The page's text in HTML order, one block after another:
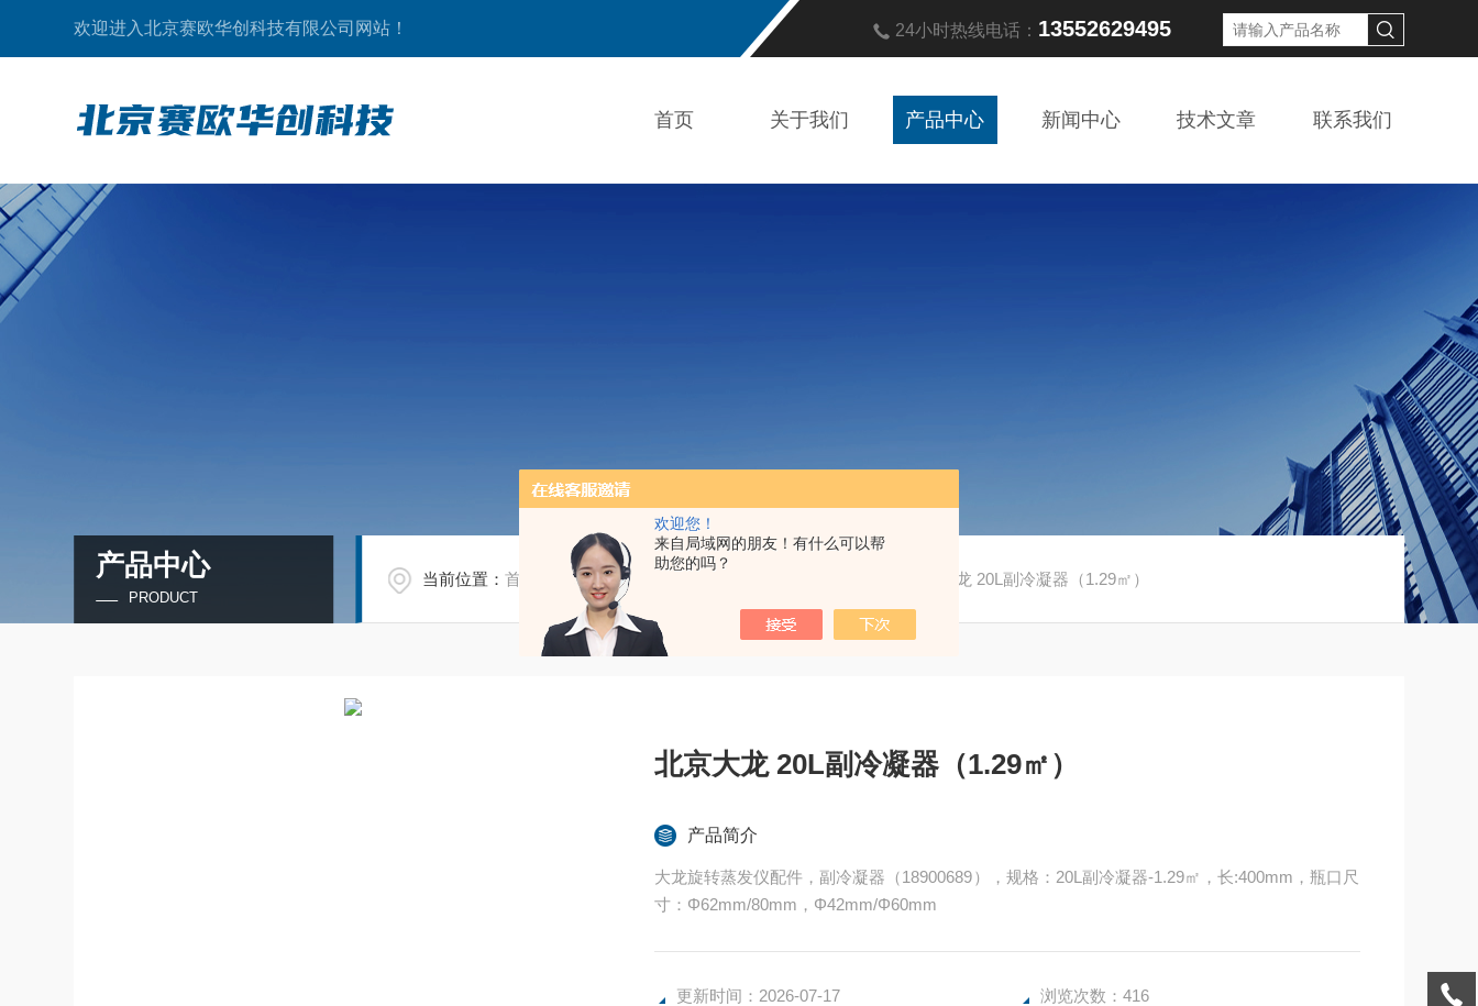
欢迎您！
来自局域网的朋友！有什么可以帮
助您的吗？
欢迎进入北京赛欧华创科技有限公司网站！ 24小时热线电话： 13552629495
首页 关于我们 产品中心 新闻中心 技术文章 联系我们
产品中心
PRODUCT
当前位置：首页 产品中心/ / 北京大龙 20L副冷凝器（1.29㎡）
北京大龙 20L副冷凝器（1.29㎡）
产品简介
大龙旋转蒸发仪配件，副冷凝器（18900689），规格：20L副冷凝器-1.29㎡，长:400mm，瓶口尺
寸：Φ62mm/80mm，Φ42mm/Φ60mm
更新时间：2026-07-17 浏览次数：416